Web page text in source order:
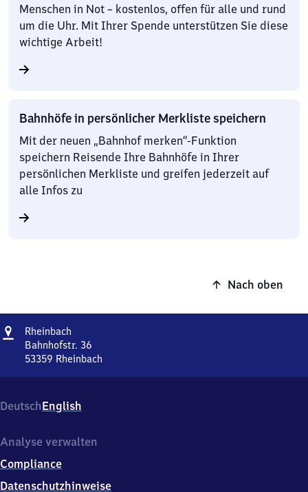
Menschen in Not – kostenlos, offen für alle und rund
um die Uhr. Mit Ihrer Spende unterstützen Sie diese
wichtige Arbeit!
Bahnhöfe in persönlicher Merkliste speichern
Mit der neuen „Bahnhof merken“-Funktion
speichern Reisende Ihre Bahnhöfe in Ihrer
persönlichen Merkliste und greifen jederzeit auf
alle Infos zu
Nach oben
Adresse
Rheinbach
Bahnhofstr. 36
53359 Rheinbach
36,
5
3
9
Rheinbach
DeutschEnglish
Analyse verwalten
Compliance
Datenschutzhinweise